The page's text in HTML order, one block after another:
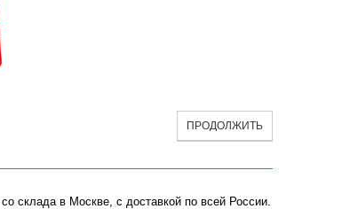
ПРОДОЛЖИТЬ
склада в Москве, с доставкой по всей России.